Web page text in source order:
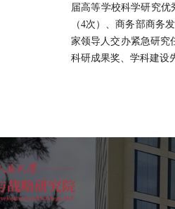
届高等学校科学研究优
（4次）、商务部商务
家领导人交办紧急研究
科研成果奖、学科建设